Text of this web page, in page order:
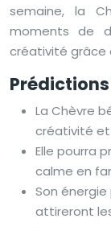
semaine, la
moments de
créativité grâce
La Chèvre
créativité et
Elle pourra
calme en
Son
attireront